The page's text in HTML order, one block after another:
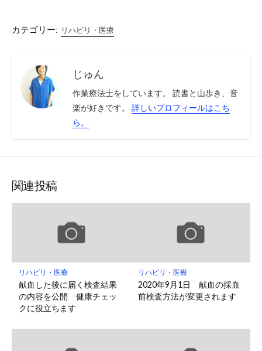
カテゴリー: リハビリ・医療
じゅん
作業療法士をしています。 読書と山歩き、音
楽が好きです。 詳しいプロフィールはこち
ら。
関連投稿
リハビリ・医療
献血した後に届く検査結果
の内容を公開 健康チェッ
クに役立ちます
リハビリ・医療
2020年9月1日 献血の採血
前検査方法が変更されます